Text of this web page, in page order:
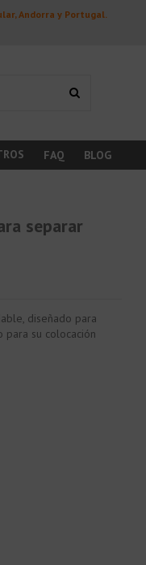
Andorra y Portugal.
FAQ BLOG
separar
diseñado para
para su colocación